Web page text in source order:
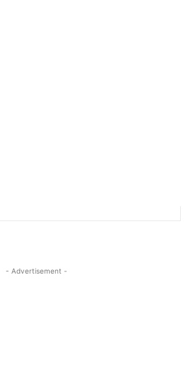
- Advertisement -